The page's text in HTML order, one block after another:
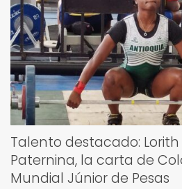
Talento destacado:
Paternina, la carta de
Mundial Júnior de Pesas